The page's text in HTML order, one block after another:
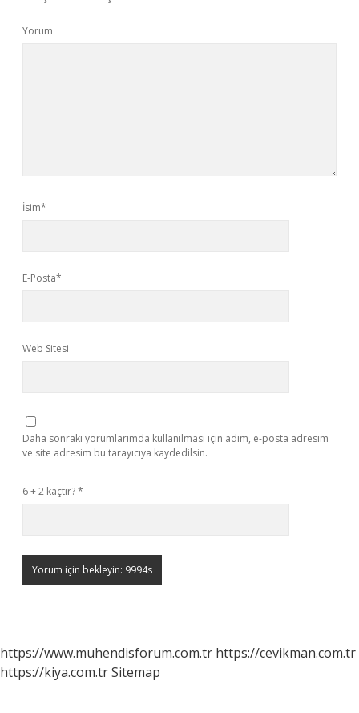
Yorum
İsim*
E-Posta*
Web Sitesi
Daha sonraki yorumlarımda kullanılması için adım, e-posta adresim
ve site adresim bu tarayıcıya kaydedilsin.
6 + 2 kaçtır?*
https://www.muhendisforum.com.tr https://cevikman.com.tr
https://kiya.com.trSitemap